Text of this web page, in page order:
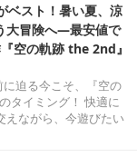
ベスト！暑い夏、涼
大冒険へ―最安値で
空の軌跡 the 2nd』
に迫る今こそ、『空の
タイミング！ 快適に
えながら、今遊びたい